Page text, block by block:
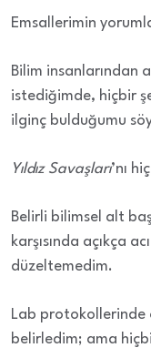
Emsallerimin
Bilim insanlarından
istediğimde, hiçbir
ilginç bulduğumu
Yıldız Savaşları’nı
Belirli bilimsel alt
karşısında açıkça
düzeltemedim.
Lab protokollerinde
belirledim; ama